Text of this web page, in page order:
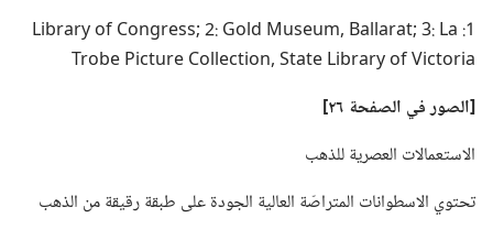
1: Library of Congress; 2: Gold Museum,‎ Ballarat; 3: La
Trobe Picture Collection,‎ State Library of Victoria
‏[الصورفي الصفحة ٢٦]‏
الاستعمالات العصرية للذهب
تحتوي الاسطوانات المتراصّة العالية الجودة على طبقة رقيقة من الذهب